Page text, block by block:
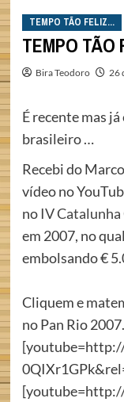
TEMPO TÃO FELIZ...
TEMPO
Bira Teodoro 26
É recente mas
brasileiro …
Recebi do
vídeo no
no IV Catalunha
em 2007, no
embolsando €
Cliquem e
no Pan Rio